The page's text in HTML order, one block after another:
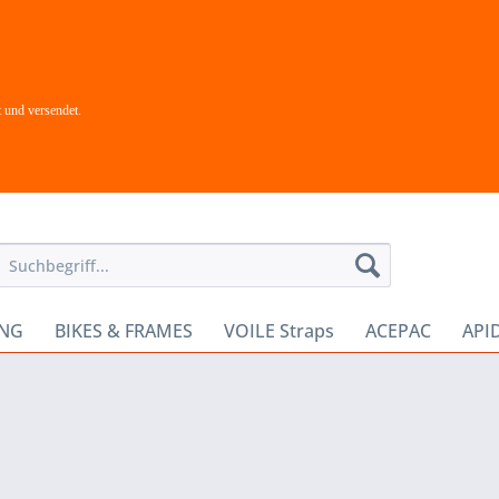
versendet.
BIKES & FRAMES VOILE Straps ACEPAC